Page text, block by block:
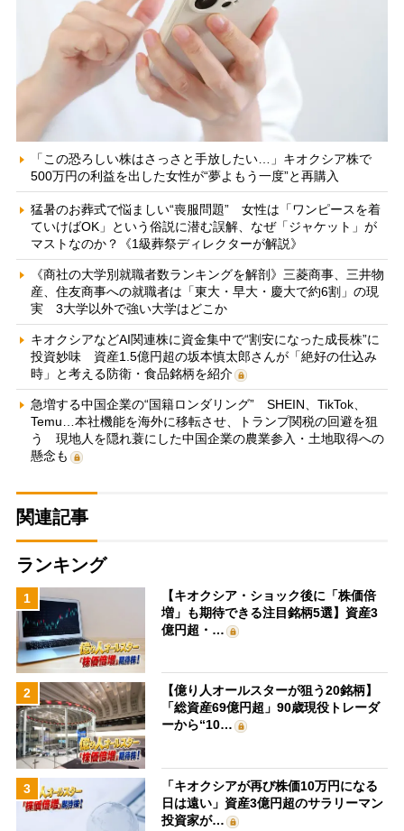
「この恐ろしい株はさっさと手放したい…」キオクシア株で
500万円の利益を出した女性が“夢よもう一度”と再購入
猛暑のお葬式で悩ましい“喪服問題” 女性は「ワンピースを着
ていけばOK」という俗説に潜む誤解、なぜ「ジャケット」が
マストなのか？《1級葬祭ディレクターが解説》
《商社の大学別就職者数ランキングを解剖》三菱商事、三井物
産、住友商事への就職者は「東大・早大・慶大で約6割」の現
実 3大学以外で強い大学はどこか
キオクシアなどAI関連株に資金集中で“割安になった成長株”に
投資妙味 資産1.5億円超の坂本慎太郎さんが「絶好の仕込み
時」と考える防衛・食品銘柄を紹介
急増する中国企業の“国籍ロンダリング” SHEIN、TikTok、
Temu…本社機能を海外に移転させ、トランプ関税の回避を狙
う 現地人を隠れ蓑にした中国企業の農業参入・土地取得への
懸念も
関連記事
ランキング
1
【キオクシア・ショック後に「株価倍
増」も期待できる注目銘柄5選】資産3
億円超・…
2
【億り人オールスターが狙う20銘柄】
「総資産69億円超」90歳現役トレーダ
ーから“10…
3
「キオクシアが再び株価10万円になる
日は遠い」資産3億円超のサラリーマン
投資家が…